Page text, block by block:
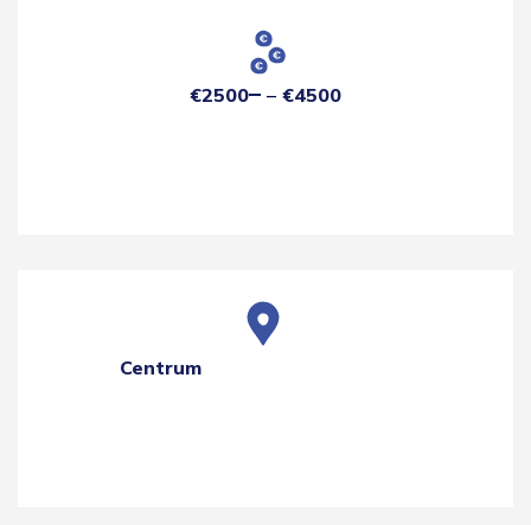
€2500 €4500
Centrum